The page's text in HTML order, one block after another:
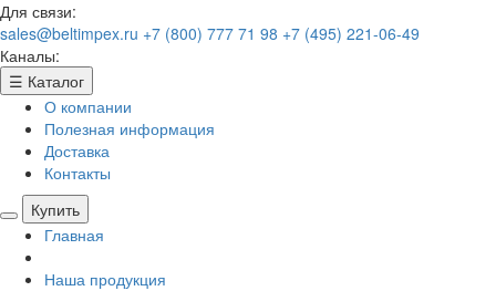
Для связи:
sales@beltimpex.ru +7 (800) 777 71 98 +7 (495) 221-06-49
Каналы:
☰ Каталог
О компании
Полезная информация
Доставка
Контакты
Купить
Главная
Наша продукция